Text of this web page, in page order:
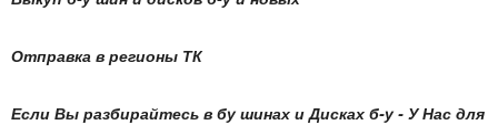
Отправка в регионы ТК
Если Вы разбирайтесь в бу шинах и Дисках б-у - У Нас для